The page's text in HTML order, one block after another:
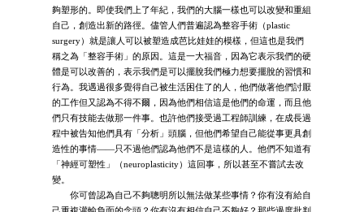
夠塑形的。即使我們上了年紀，我們的大腦一樣也可以改變和重組
自己，創造出新的路徑。儘管人們普遍認為整容手術（plastic
surgery）就是讓人可以被塑造成芭比娃娃的模樣，但這也是我們
稱之為「整容手術」的原因。這是一大福音，因為它表示我們的硬
體是可以改善的，表示我們是可以擺脫我們極力想要擺脫的習慣和
行為。我遇過很多覺得自己被生活困住了的人，他們做著他們討厭
的工作但又認為不得不爾，因為他們相信這是他們的命運，而且他
們只有技能去做那一件事。也許他們接受過工程師訓練，在成長過
程中被告知他們具有「分析」頭腦，但他們希望自己能從事更具創
造性的事情——只不過他們認為他們不是這樣的人。他們不知道有
「神經可塑性」（neuroplasticity）這回事，所以甚至不嘗試去改
變。
你可曾認為自己不夠聰明所以無法做某些事情？你有沒有給自